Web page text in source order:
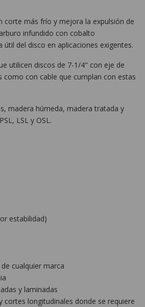
corte más frío y mejora la expulsión de
infundido con cobalto
del disco en aplicaciones exigentes.
utilicen discos de 7-1/4" con eje de
como con cable que cumplan con estas
madera húmeda, madera tratada y
LSL y OSL.
estabilidad)
cualquier marca
y laminadas
longitudinales donde se requiere